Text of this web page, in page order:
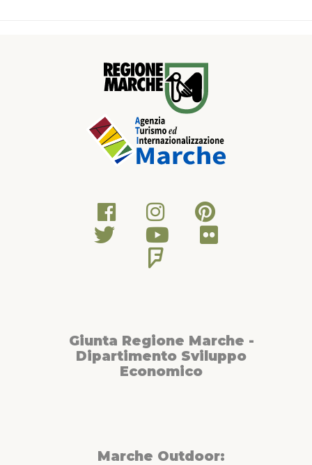
Giunta Regione Marche -
Dipartimento Sviluppo
Economico
Marche Outdoor: